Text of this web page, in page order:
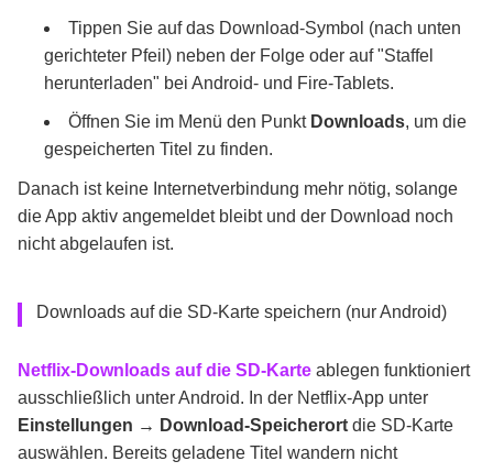
Tippen Sie auf das Download-Symbol (nach unten
gerichteter Pfeil) neben der Folge oder auf "Staffel
herunterladen" bei Android- und Fire-Tablets.
Öffnen Sie im Menü den Punkt Downloads, um die
gespeicherten Titel zu finden.
Danach ist keine Internetverbindung mehr nötig, solange
die App aktiv angemeldet bleibt und der Download noch
nicht abgelaufen ist.
Downloads auf die SD-Karte speichern (nur Android)
Netflix-Downloads auf die SD-Karte ablegen funktioniert
ausschließlich unter Android. In der Netflix-App unter
Einstellungen → Download-Speicherort die SD-Karte
auswählen. Bereits geladene Titel wandern nicht